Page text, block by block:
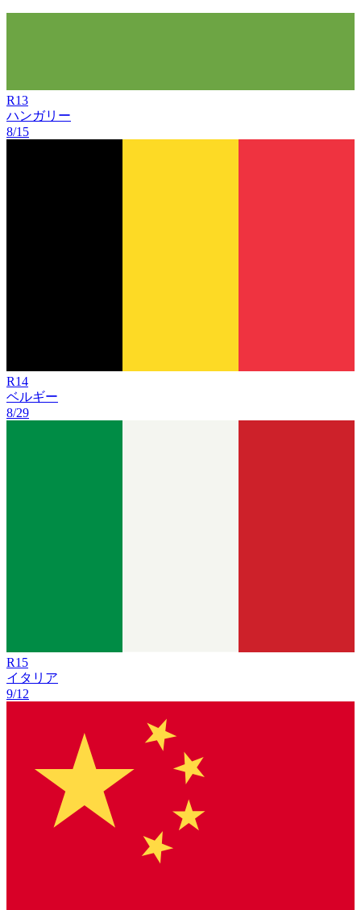
R13
ハンガリー
8/15
R14
ベルギー
8/29
R15
イタリア
9/12